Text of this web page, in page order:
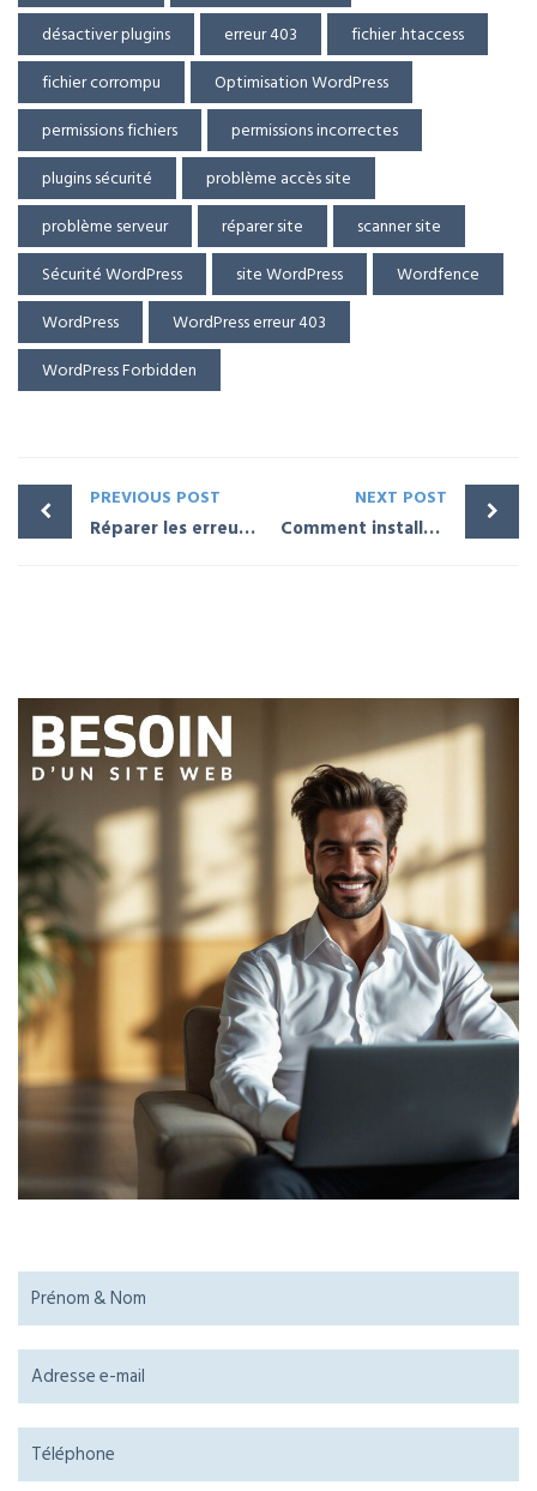
désactiver plugins
erreur 403
fichier .htaccess
fichier corrompu
Optimisation WordPress
permissions fichiers
permissions incorrectes
plugins sécurité
problème accès site
problème serveur
réparer site
scanner site
Sécurité WordPress
site WordPress
Wordfence
WordPress
WordPress erreur 403
WordPress Forbidden
PREVIOUS POST
Réparer les erreurs de base de données sur WordPress
NEXT POST
Comment installer Cloudflare sur votre site WordPress